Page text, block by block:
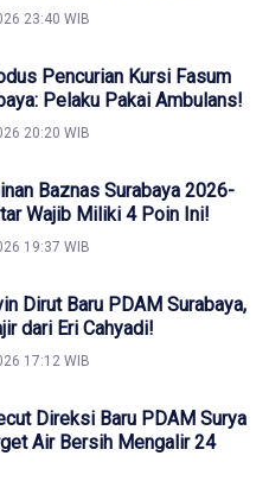
23:40 WIB
Pencurian Kursi Fasum
Pelaku Pakai Ambulans!
20:20 WIB
Baznas Surabaya 2026-
Wajib Miliki 4 Poin Ini!
19:37 WIB
Dirut Baru PDAM Surabaya,
dari Eri Cahyadi!
17:12 WIB
Direksi Baru PDAM Surya
Air Bersih Mengalir 24